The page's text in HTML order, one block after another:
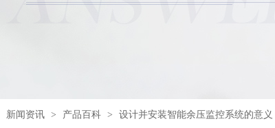
新闻资讯 > 产品百科 > 设计并安装智能余压监控系统的意义